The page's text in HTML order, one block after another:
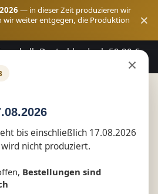
— in dieser Zeit produzieren wir
wir weiter entgegen, die Produktion
×
×
bis einschließlich 17.08.2026
nicht produziert.
Bestellungen sind
Deutschlands ab 59,90 €
MV.com